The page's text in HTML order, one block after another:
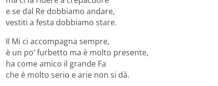
e se dal Re dobbiamo andare,
vestiti a festa dobbiamo stare.
Il Mi ci accompagna sempre,
è un po’ furbetto ma è molto presente,
ha come amico il grande Fa
che è molto serio e arie non si dà.